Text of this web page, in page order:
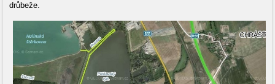
drůbeže.